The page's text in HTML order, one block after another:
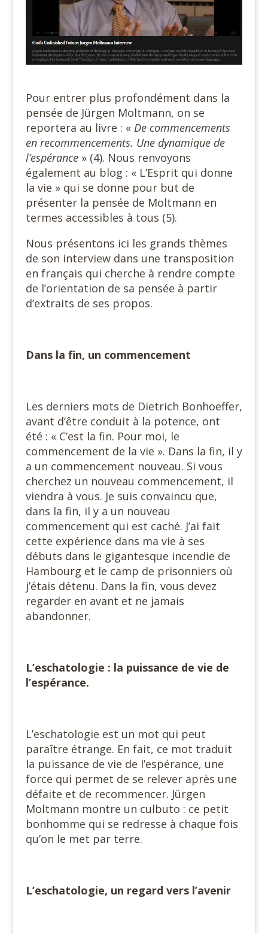
Pour entrer plus profondément dans la
pensée de Jürgen Moltmann, on se
reportera au livre : « De commencements
en recommencements. Une dynamique de
l’espérance» (4). Nous renvoyons
également au blog : « L’Esprit qui donne
la vie » qui se donne pour but de
présenter la pensée de Moltmann en
termes accessibles à tous (5).
Nous présentons ici les grands thèmes
de son interview dans une transposition
en français qui cherche à rendre compte
de l’orientation de sa pensée à partir
d’extraits de ses propos.
Dans la fin, un commencement
Les derniers mots de Dietrich Bonhoeffer,
avant d’être conduit à la potence, ont
été : « C’est la fin. Pour moi, le
commencement de la vie ». Dans la fin, il y
a un commencement nouveau. Si vous
cherchez un nouveau commencement, il
viendra à vous. Je suis convaincu que,
dans la fin, il y a un nouveau
commencement qui est caché. J’ai fait
cette expérience dans ma vie à ses
débuts dans le gigantesque incendie de
Hambourg et le camp de prisonniers où
j’étais détenu. Dans la fin, vous devez
regarder en avant et ne jamais
abandonner.
L’eschatologie : la puissance de vie de
l’espérance.
L’eschatologie est un mot qui peut
paraître étrange. En fait, ce mot traduit
la puissance de vie de l’espérance, une
force qui permet de se relever après une
défaite et de recommencer. Jürgen
Moltmann montre un culbuto : ce petit
bonhomme qui se redresse à chaque fois
qu’on le met par terre.
L’eschatologie, un regard vers l’avenir